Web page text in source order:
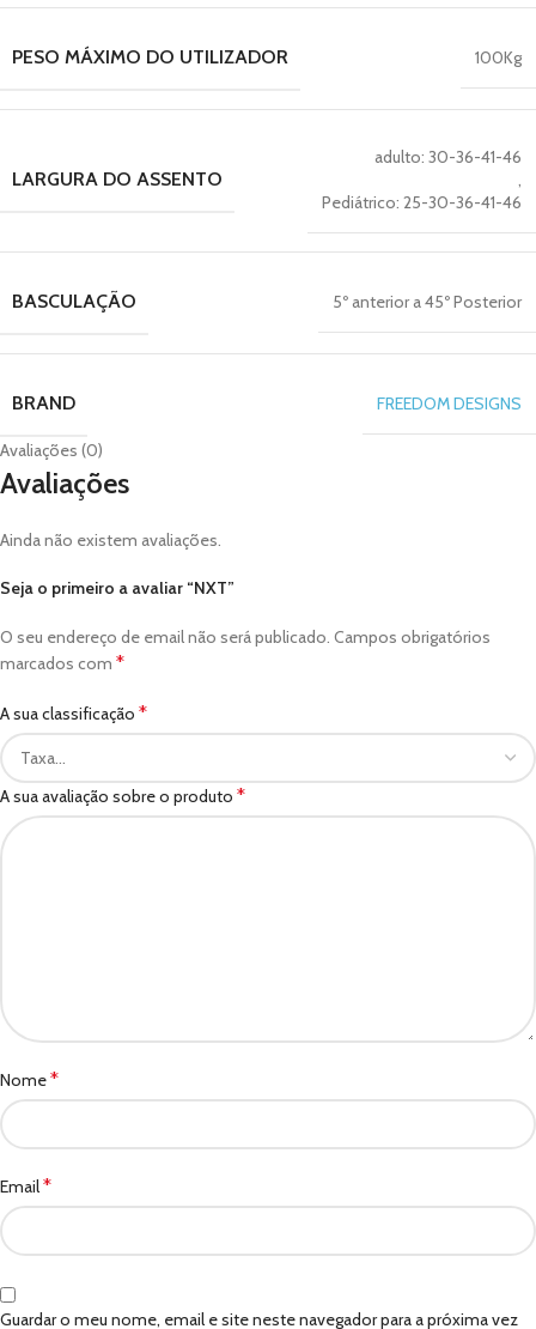
PESO MÁXIMO DO UTILIZADOR 100Kg
LARGURA DO ASSENTO
adulto: 30-36-41-46
,
Pediátrico: 25-30-36-41-46
BASCULAÇÃO 5º anterior a 45º Posterior
BRAND FREEDOM DESIGNS
Avaliações (0)
Avaliações
Ainda não existem avaliações.
Seja o primeiro a avaliar “NXT”
O seu endereço de email não será publicado. Campos obrigatórios
marcados com *
A sua classificação *
A sua avaliação sobre o produto *
Nome*
Email*
Guardar o meu nome, email e site neste navegador para a próxima vez